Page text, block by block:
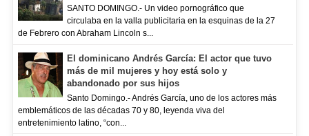
SANTO DOMINGO.- Un video pornográfico que
circulaba en la valla publicitaria en la esquinas de la 27
de Febrero con Abraham Lincoln s...
El dominicano Andrés García: El actor que tuvo
más de mil mujeres y hoy está solo y
abandonado por sus hijos
Santo Domingo.- Andrés García, uno de los actores más
emblemáticos de las décadas 70 y 80, leyenda viva del
entretenimiento latino, “con...